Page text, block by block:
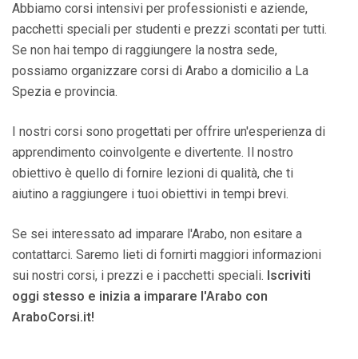
Abbiamo corsi intensivi per professionisti e aziende,
pacchetti speciali per studenti e prezzi scontati per tutti.
Se non hai tempo di raggiungere la nostra sede,
possiamo organizzare corsi di Arabo a domicilio a La
Spezia e provincia.
I nostri corsi sono progettati per offrire un'esperienza di
apprendimento coinvolgente e divertente. Il nostro
obiettivo è quello di fornire lezioni di qualità, che ti
aiutino a raggiungere i tuoi obiettivi in tempi brevi.
Se sei interessato ad imparare l'Arabo, non esitare a
contattarci. Saremo lieti di fornirti maggiori informazioni
sui nostri corsi, i prezzi e i pacchetti speciali. Iscriviti
oggi stesso e inizia a imparare l'Arabo con
AraboCorsi.it!